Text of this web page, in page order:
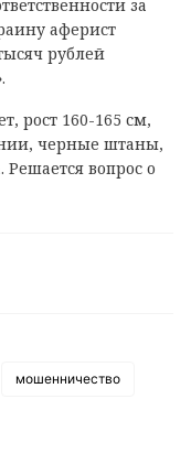
за
аферист
рублей
рост 160-165 см,
черные штаны,
вопрос о
мошенничество